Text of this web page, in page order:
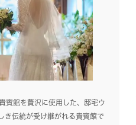
賓館を贅沢に使用した、邸宅ウ
き伝統が受け継がれる貴賓館で